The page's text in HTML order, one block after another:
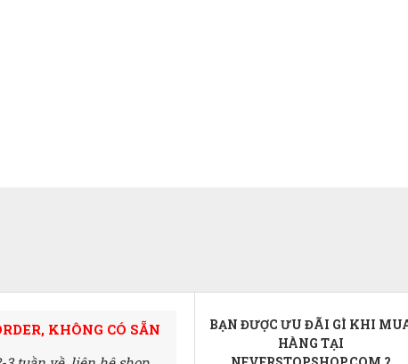
KHÔNG CÓ SẴN
BẠN ĐƯỢC ƯU ĐÃI GÌ KHI
HÀNG TẠI